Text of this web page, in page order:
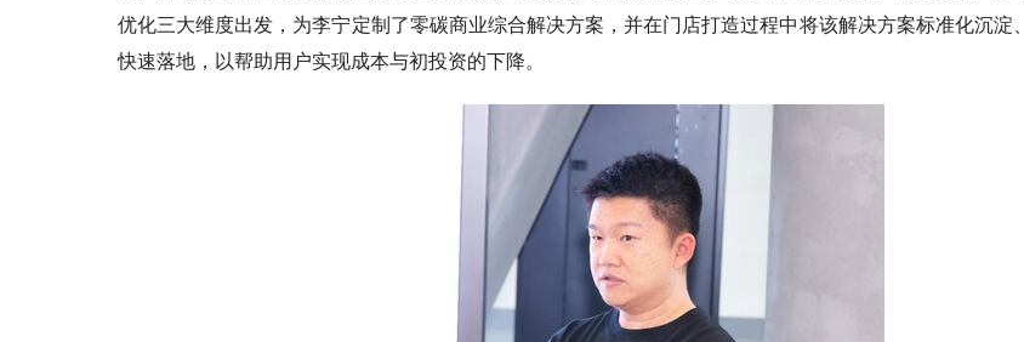
优化三大维度出发，为李宁定制了零碳商业综合解决方案，并在门店打造过程中将该解决方案标准化沉淀、
快速落地，以帮助用户实现成本与初投资的下降。